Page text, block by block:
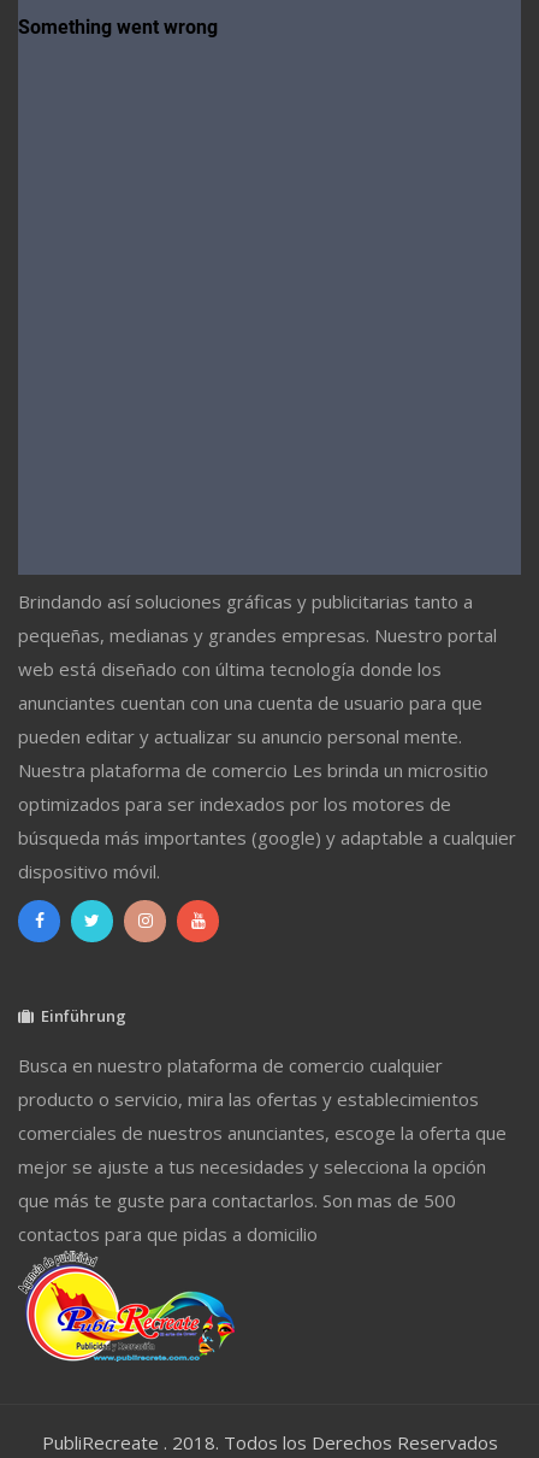
Brindando así soluciones gráficas y publicitarias tanto a
pequeñas, medianas y grandes empresas. Nuestro portal
web está diseñado con última tecnología donde los
anunciantes cuentan con una cuenta de usuario para que
pueden editar y actualizar su anuncio personal mente.
Nuestra plataforma de comercio Les brinda un micrositio
optimizados para ser indexados por los motores de
búsqueda más importantes (google) y adaptable a cualquier
dispositivo móvil.
Einführung
Busca en nuestro plataforma de comercio cualquier
producto o servicio, mira las ofertas y establecimientos
comerciales de nuestros anunciantes, escoge la oferta que
mejor se ajuste a tus necesidades y selecciona la opción
que más te guste para contactarlos. Son mas de 500
contactos para que pidas a domicilio
PubliRecreate . 2018. Todos los Derechos Reservados